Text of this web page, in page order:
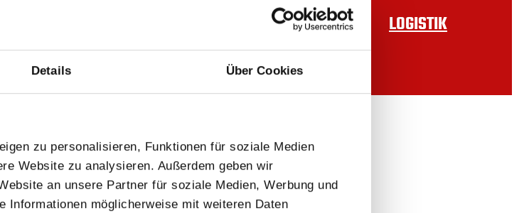
Details Über Cookies
zu personalisieren, Funktionen für soziale Medien
Website zu analysieren. Außerdem geben wir
an unsere Partner für soziale Medien, Werbung und
Informationen möglicherweise mit weiteren Daten
NACHARBEITUNG LOGISTIK